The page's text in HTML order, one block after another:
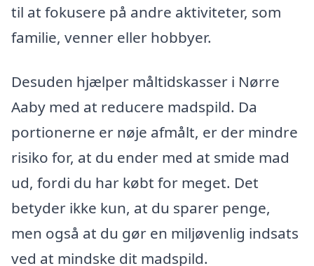
til at fokusere på andre aktiviteter, som
familie, venner eller hobbyer.
Desuden hjælper måltidskasser i Nørre
Aaby med at reducere madspild. Da
portionerne er nøje afmålt, er der mindre
risiko for, at du ender med at smide mad
ud, fordi du har købt for meget. Det
betyder ikke kun, at du sparer penge,
men også at du gør en miljøvenlig indsats
ved at mindske dit madspild.